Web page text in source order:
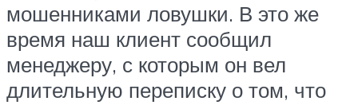
мошенниками ловушки. В это же
время наш клиент сообщил
менеджеру, с которым он вел
длительную переписку о том, что